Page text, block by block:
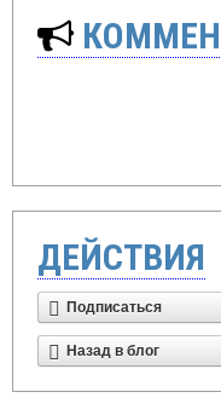
ДЕЙСТВИЯ
Подписаться
Назад в блог